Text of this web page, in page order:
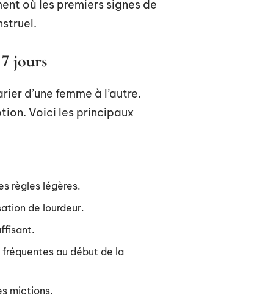
où les premiers signes de
jours
d’une femme à l’autre.
Voici les principaux
règles légères.
de lourdeur.
au début de la
mictions.